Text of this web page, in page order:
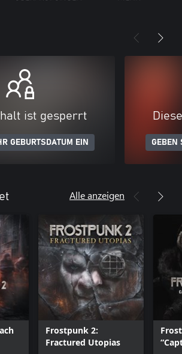
ist gesperrt
GEBURTSDATUM EIN GEBEN
Alle anzeigen
Frostpunk 2:
Fractured Utopias